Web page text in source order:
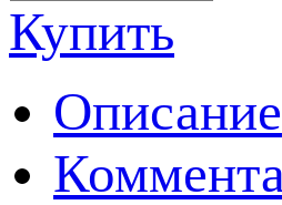
Купить
Описание